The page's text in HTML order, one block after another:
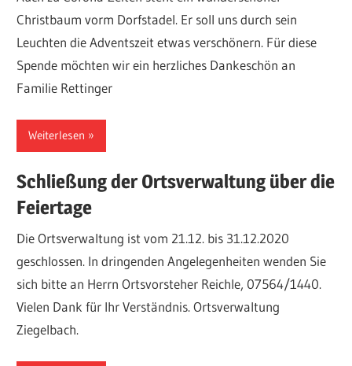
Christbaum vorm Dorfstadel. Er soll uns durch sein
Leuchten die Adventszeit etwas verschönern. Für diese
Spende möchten wir ein herzliches Dankeschön an
Familie Rettinger
Weiterlesen
Schließung der Ortsverwaltung über die
Feiertage
Die Ortsverwaltung ist vom 21.12. bis 31.12.2020
geschlossen. In dringenden Angelegenheiten wenden Sie
sich bitte an Herrn Ortsvorsteher Reichle, 07564/1440.
Vielen Dank für Ihr Verständnis. Ortsverwaltung
Ziegelbach.